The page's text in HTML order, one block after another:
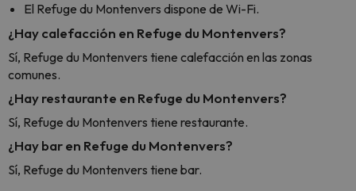
El Refuge du Montenvers dispone de Wi-Fi.
¿Hay calefacción en Refuge du Montenvers?
Sí, Refuge du Montenvers tiene calefacción en las zonas
comunes.
¿Hay restaurante en Refuge du Montenvers?
Sí, Refuge du Montenvers tiene restaurante.
¿Hay bar en Refuge du Montenvers?
Sí, Refuge du Montenvers tiene bar.